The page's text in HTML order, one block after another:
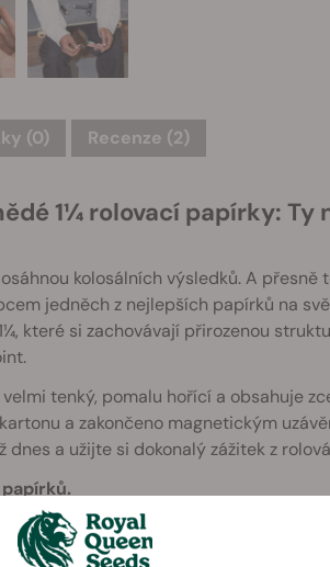
(0) Recenze (2)
1¼ rolovací papírky:
kolosálních výsledků. A
jedněch z nejlepších papírků na
které si zachovávají přirozenou
tenký, pomalu hořící a obsahuje
a zakončeno magnetickým
a užijte si dokonalý zážitek z